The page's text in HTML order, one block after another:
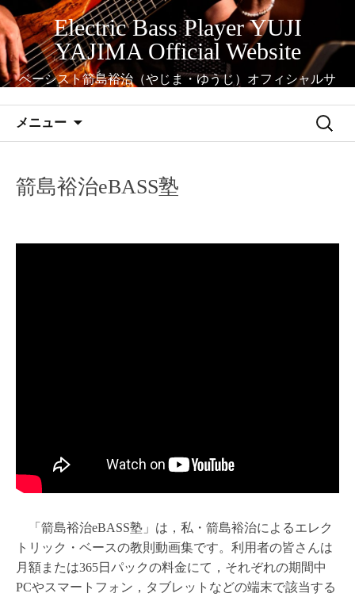
コ
ン
テ
ン
ツ
へ
Electric Bass Player YUJI
YAJIMA Official Website
ベーシスト箭島裕治（やじま・ゆうじ）オフィシャルサ
メニュー
検
箭島裕治eBASS塾
「箭島裕治eBASS塾」は，私・箭島裕治によるエレク
トリック・ベースの教則動画集です。利用者の皆さんは
月額または365日パックの料金にて，それぞれの期間中
PCやスマートフォン，タブレットなどの端末で該当する